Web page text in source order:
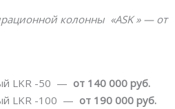
колонны «ASK » — от
LKR -50 — от 140 000 руб.
LKR -100 — от 190 000 руб.